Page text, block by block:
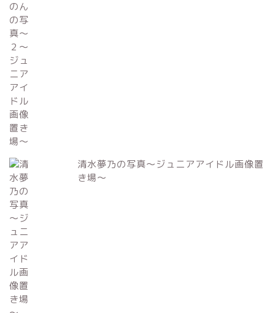
清水夢乃の写真～ジュニアアイドル画像置
き場～